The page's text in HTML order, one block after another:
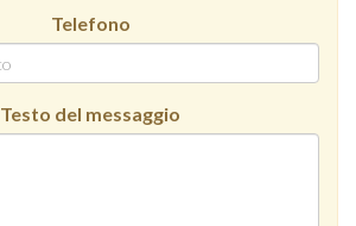
Telefono
Testo del messaggio